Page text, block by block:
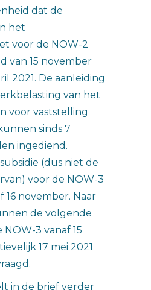
dat de
het
voor de NOW-2
van 15 november
2021. De aanleiding
van het
voor vaststelling
sinds 7
ingediend.
(dus niet de
voor de NOW-3
16 november. Naar
de volgende
3 vanaf 15
17 mei 2021
in de brief verder